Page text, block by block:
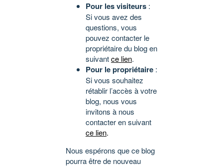
Pour les visiteurs :
Si vous avez des
questions, vous
pouvez contacter le
propriétaire du blog en
suivantce lien.
Pour le propriétaire :
Si vous souhaitez
rétablir l’accès à votre
blog, nous vous
invitons à nous
contacter en suivant
ce lien.
Nous espérons que ce blog
pourra être de nouveau